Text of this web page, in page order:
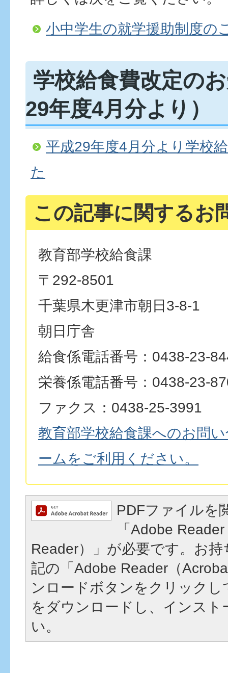
小中学生の就学援助制度の
学校給食費改定の
29年度4月分より）
平成29年度4月分より学校
た
この記事に関するお
教育部学校給食課
〒292-8501
千葉県木更津市朝日3-8-1
朝日庁舎
給食係電話番号：0438-23-
栄養係電話番号：0438-23-
ファクス：0438-25-3991
教育部学校給食課へのお問
ームをご利用ください。
PDFファイルを
「Adobe
Reader）」が必要です。お
記の「Adobe Reader（
ンロードボタンをクリック
をダウンロードし、インスト
い。